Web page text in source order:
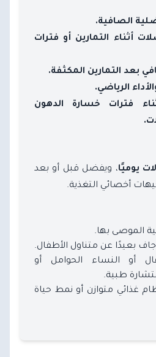
الصافية.
أثناء التمارين أو فترات
بعد التمارين المكثفة.
الرياضي.
فترات خسارة الدهون
، ويفضل قبل أو بعد
أخصائي التغذية.
الموصى بها.
بعيدًا عن متناول الأطفال.
أو النساء الحوامل أو
طبية.
غذائي متوازن أو نمط حياة